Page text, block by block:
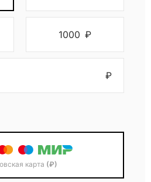
1000 ₽
₽
карта (₽)